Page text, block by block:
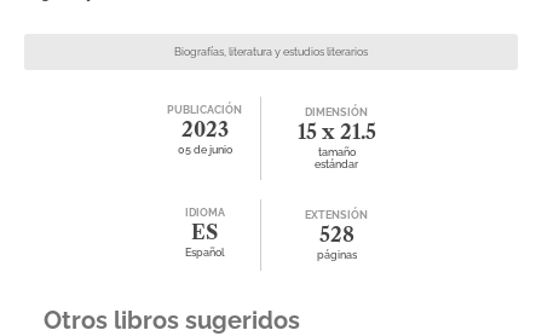
Biografías, literatura y estudios literarios
PUBLICACIÓN
2023
05 de junio
DIMENSIÓN
15 x 21.5
tamaño
estándar
IDIOMA
ES
Español
EXTENSIÓN
528
páginas
Otros libros sugeridos